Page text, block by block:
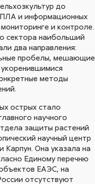
до
и информационных
и контроле.
сектора наибольший
два направления:
пробелы, мешающие
методы
острых стало
научного
защиты растений
научный центр
Карпун. Она указала на
Единому перечню
ЕАЭС, на
отсутствуют